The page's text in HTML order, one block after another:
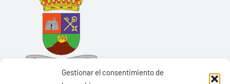
Gestionar el consentimiento de